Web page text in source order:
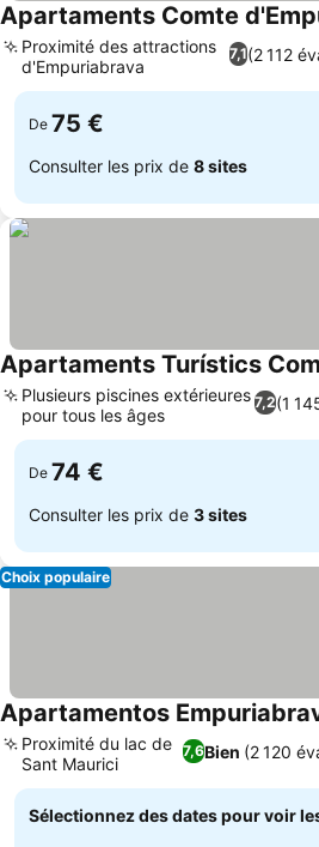
Apartaments Comte
7,1(2 112
Proximité des attractions
d'Empuriabrava
De 75 €
Consulter les prix de 8 sites
Apartaments Turístics
7,2(1
Plusieurs piscines extérieures
pour tous les âges
De 74 €
Consulter les prix de 3 sites
Choix populaire
Apartamentos
7,6Bien (2 120
Proximité du lac de
Sant Maurici
Sélectionnez des dates pour voir